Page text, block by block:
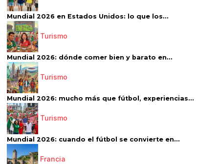
Mundial 2026 en Estados Unidos: lo que los...
Turismo
Mundial 2026: dónde comer bien y barato en...
Turismo
Mundial 2026: mucho más que fútbol, experiencias...
Turismo
Mundial 2026: cuando el fútbol se convierte en...
Francia